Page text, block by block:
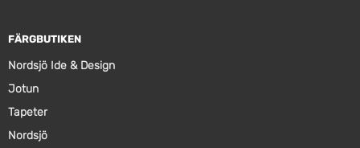
FÄRGBUTIKEN
Nordsjö Ide & Design
Jotun
Tapeter
Nordsjö